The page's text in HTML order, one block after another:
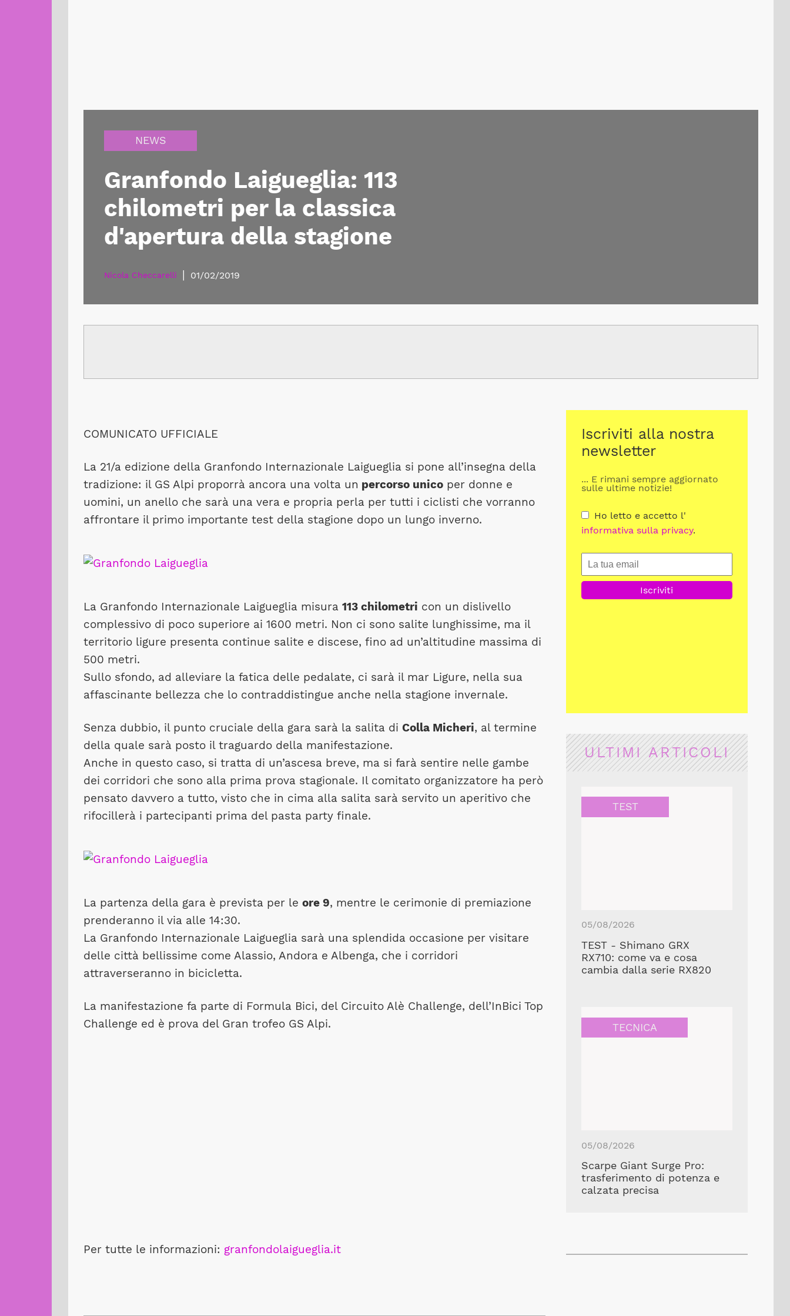
NEWS
Granfondo Laigueglia: 113
chilometri per la classica
d'apertura della stagione
Nicola Checcarelli | 01/02/2019
COMUNICATO UFFICIALE
La 21/a edizione della Granfondo Internazionale Laigueglia si pone all’insegna della
tradizione: il GS Alpi proporrà ancora una volta un percorso unico per donne e
uomini, un anello che sarà una vera e propria perla per tutti i ciclisti che vorranno
affrontare il primo importante test della stagione dopo un lungo inverno.
La Granfondo Internazionale Laigueglia misura 113 chilometri con un dislivello
complessivo di poco superiore ai 1600 metri. Non ci sono salite lunghissime, ma il
territorio ligure presenta continue salite e discese, fino ad un’altitudine massima di
500 metri.
Sullo sfondo, ad alleviare la fatica delle pedalate, ci sarà il mar Ligure, nella sua
affascinante bellezza che lo contraddistingue anche nella stagione invernale.
Senza dubbio, il punto cruciale della gara sarà la salita di Colla Micheri, al termine
della quale sarà posto il traguardo della manifestazione.
Anche in questo caso, si tratta di un’ascesa breve, ma si farà sentire nelle gambe
dei corridori che sono alla prima prova stagionale. Il comitato organizzatore ha però
pensato davvero a tutto, visto che in cima alla salita sarà servito un aperitivo che
rifocillerà i partecipanti prima del pasta party finale.
La partenza della gara è prevista per le ore 9, mentre le cerimonie di premiazione
prenderanno il via alle 14:30.
La Granfondo Internazionale Laigueglia sarà una splendida occasione per visitare
delle città bellissime come Alassio, Andora e Albenga, che i corridori
attraverseranno in bicicletta.
La manifestazione fa parte di Formula Bici, del Circuito Alè Challenge, dell’InBici Top
Challenge ed è prova del Gran trofeo GS Alpi.
Per tutte le informazioni: granfondolaigueglia.it
Iscriviti alla nostra
newsletter
... E rimani sempre aggiornato
sulle ultime notizie!
Ho letto e accetto l'
informativa sulla privacy.
ULTIMI ARTICOLI
TEST
05/08/2026
TEST - Shimano GRX
RX710: come va e cosa
cambia dalla serie RX820
TECNICA
05/08/2026
Scarpe Giant Surge Pro:
trasferimento di potenza e
calzata precisa